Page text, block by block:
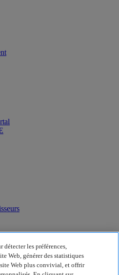
détecter les préférences,
Web, générer des statistiques
Web plus convivial, et offrir